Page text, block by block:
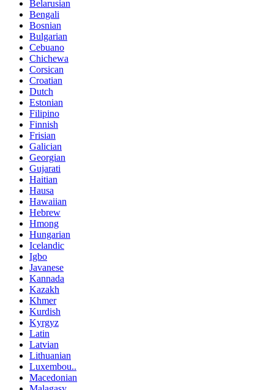
Belarusian
Bengali
Bosnian
Bulgarian
Cebuano
Chichewa
Corsican
Croatian
Dutch
Estonian
Filipino
Finnish
Frisian
Galician
Georgian
Gujarati
Haitian
Hausa
Hawaiian
Hebrew
Hmong
Hungarian
Icelandic
Igbo
Javanese
Kannada
Kazakh
Khmer
Kurdish
Kyrgyz
Latin
Latvian
Lithuanian
Luxembou..
Macedonian